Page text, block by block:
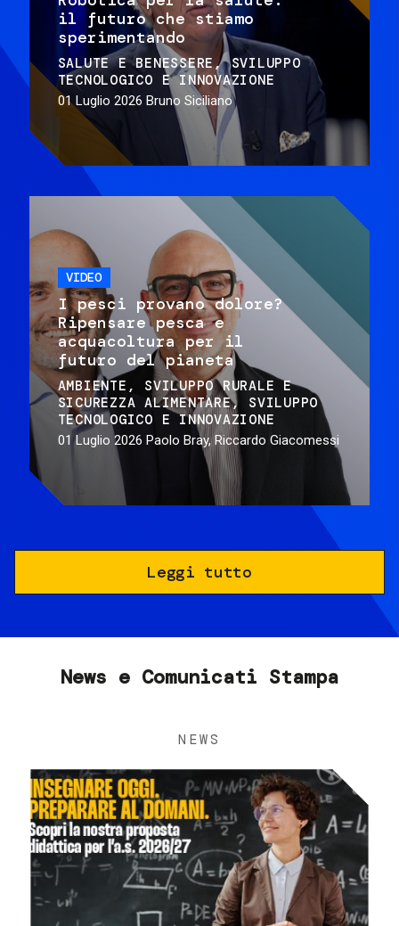
il futuro che stiamo
sperimentando
SALUTE E BENESSERE
SVILUPPO
TECNOLOGICO E INNOVAZIONE
01 Luglio 2026 Bruno Siciliano
VIDEO
I pesci provano dolore?
Ripensare pesca e
acquacoltura per il
futuro del pianeta
AMBIENTE
SVILUPPO RURALE E
SICUREZZA ALIMENTARE
SVILUPPO
TECNOLOGICO E INNOVAZIONE
01 Luglio 2026 Paolo Bray, Riccardo Giacomessi
Leggi tutto
News e Comunicati Stampa
NEWS